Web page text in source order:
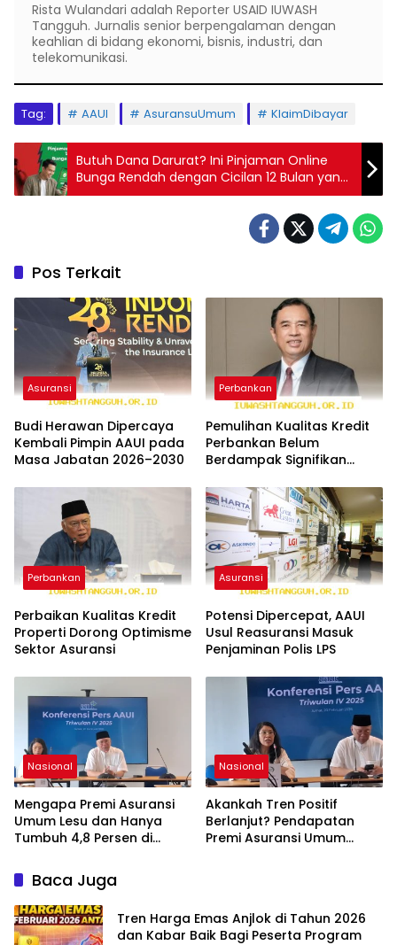
Rista Wulandari adalah Reporter USAID IUWASH
Tangguh. Jurnalis senior berpengalaman dengan
keahlian di bidang ekonomi, bisnis, industri, dan
telekomunikasi.
Tag: AAUI AsuransuUmum KlaimDibayar
Butuh Dana Darurat? Ini Pinjaman Online
Bunga Rendah dengan Cicilan 12 Bulan yang
Cepat Cair!
Pos Terkait
Asuransi
Budi Herawan Dipercaya
Kembali Pimpin AAUI pada
Masa Jabatan 2026–2030
Perbankan
Pemulihan Kualitas Kredit
Perbankan Belum
Berdampak Signifikan
Menurut Analis Keuangan
Perbankan
Perbaikan Kualitas Kredit
Properti Dorong Optimisme
Sektor Asuransi
Asuransi
Potensi Dipercepat, AAUI
Usul Reasuransi Masuk
Penjaminan Polis LPS
Nasional
Mengapa Premi Asuransi
Umum Lesu dan Hanya
Tumbuh 4,8 Persen di
AAUI!
Nasional
Akankah Tren Positif
Berlanjut? Pendapatan
Premi Asuransi Umum
Baca Juga
Tren Harga Emas Anjlok di Tahun 2026
dan Kabar Baik Bagi Peserta Program